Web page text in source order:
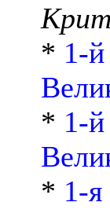
* 1-
* 1-
* 1-я